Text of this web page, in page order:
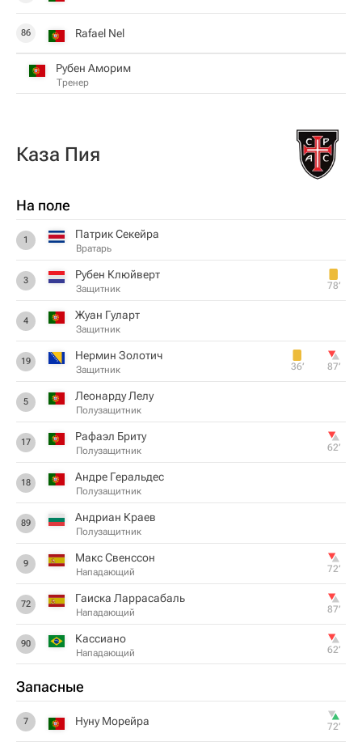
86 Rafael Nel
Рубен Аморим
Тренер
Каза Пия
На поле
1 Патрик Секейра
Вратарь
3 Рубен Клюйверт
Защитник 78‎’‎
4 Жуан Гуларт
Защитник
19 Нермин Золотич
Защитник 36‎’‎ 87‎’‎
5 Леонарду Лелу
Полузащитник
17 Рафаэл Бриту
Полузащитник 62‎’‎
18 Андре Геральдес
Полузащитник
89 Андриан Краев
Полузащитник
9 Макс Свенссон
Нападающий 72‎’‎
72 Гаиска Ларрасабаль
Нападающий 87‎’‎
90 Кассиано
Нападающий 62‎’‎
Запасные
7 Нуну Морейра 72‎’‎